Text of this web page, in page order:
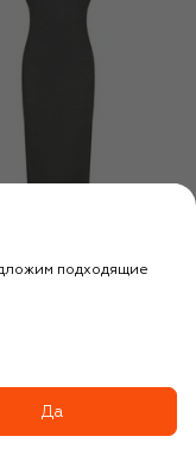
подходящие
Да